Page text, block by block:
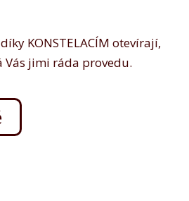
díky KONSTELACÍM otevírají,
Vás jimi ráda provedu.